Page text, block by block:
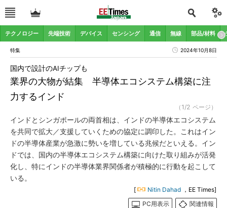
テクノロジー 先端技術 デバイス センシング 通信 無線 部品/材料
特集 2024年10月8日
業界の大物が結集 半導体エコシステム構築に注
力するインド
国内で設計のAIチップも
（1/2 ページ）
インドとシンガポールの両首相は、インドの半導体エコシステム
を共同で拡大／支援していくための協定に調印した。これはイン
ドの半導体産業が急激に勢いを増している兆候だといえる。イン
ドでは、国内の半導体エコシステム構築に向けた取り組みが活発
化し、特にインドの半導体業界関係者が積極的に行動を起こして
いる。
[ Nitin Dahad ，EE Times]
PC用表示
関連情報